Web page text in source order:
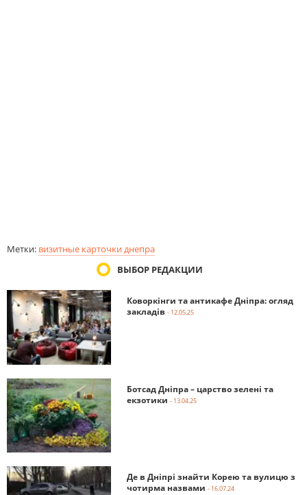
Метки: визитные карточки днепра
ВЫБОР РЕДАКЦИИ
Коворкінги та антикафе Дніпра: огляд
закладів - 12.05.25
Ботсад Дніпра – царство зелені та
екзотики - 13.04.25
Де в Дніпрі знайти Корею та вулицю з
чотирма назвами - 16.07.24